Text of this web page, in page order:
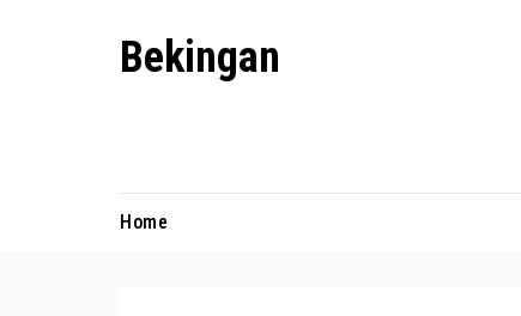
Bekingan
Home